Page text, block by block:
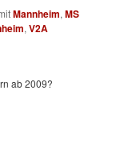
Mannheim,MS
,V2A
ab 2009?